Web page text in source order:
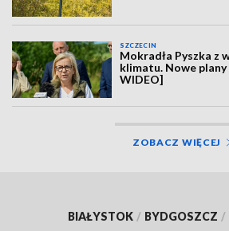
SZCZECIN
Mokradła Pyszka z
klimatu. Nowe plany
WIDEO]
ZOBACZ WIĘCEJ
BIAŁYSTOK / BYDGOSZCZ /